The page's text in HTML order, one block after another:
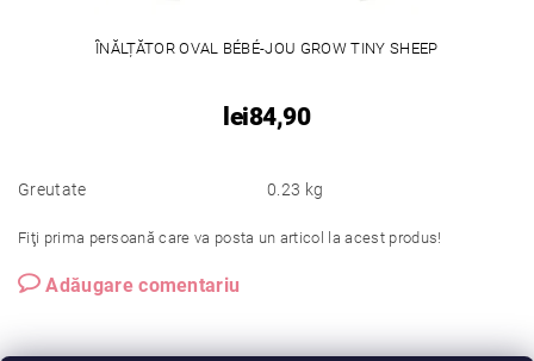
ÎNĂLȚĂTOR OVAL BÉBÉ-JOU GROW TINY SHEEP
lei84,90
Greutate 0.23 kg
Fiţi prima persoană care va posta un articol la acest produs!
Adăugare comentariu